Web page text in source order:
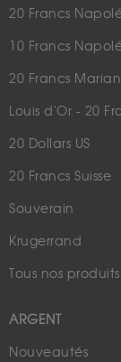
20 Francs
10 Francs
20 Francs
Louis d'Or - 20
20 Dollars US
20 Francs Suisse
Souverain
Krugerrand
Tous nos
ARGENT
Nouveautés